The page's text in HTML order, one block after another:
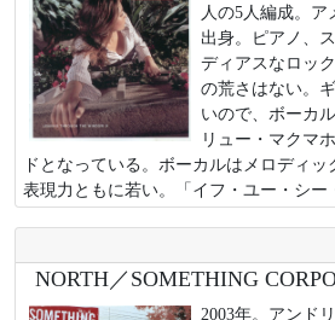
人の5人編成。
出身。ピアノ、
ディアスなロッ
の荒さはない。
いので、ボーカ
リュー・マクマ
ドとなっている。ボーカルはメロディッ
表現力ともに若い。「イフ・ユー・シー
NORTH／SOMETHING
2003年。アンド